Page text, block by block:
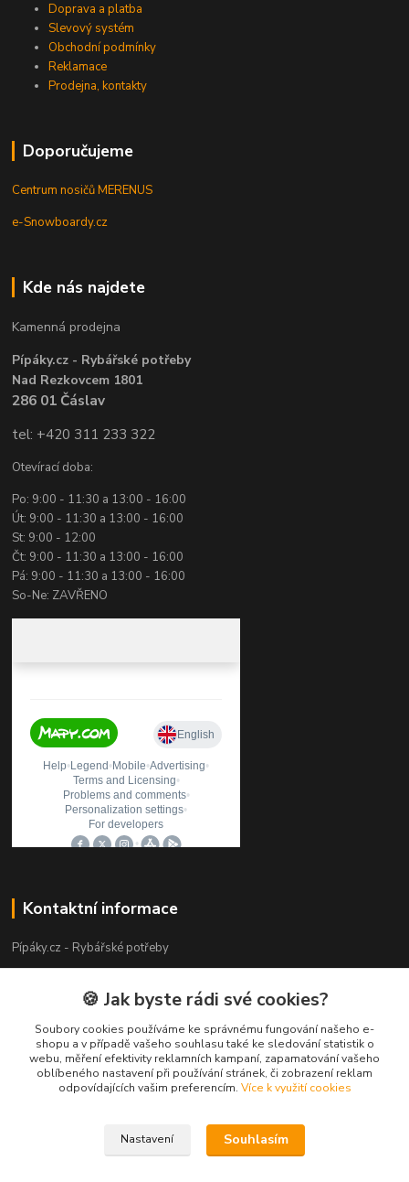
Doprava a platba
Slevový systém
Obchodní podmínky
Reklamace
Prodejna, kontakty
Doporučujeme
Centrum nosičů MERENUS
e-Snowboardy.cz
Kde nás najdete
Kamenná prodejna
Pípáky.cz - Rybářské potřeby
Nad Rezkovcem 1801
286 01 Čáslav
tel: +420 311 233 322
Otevírací doba:
Po: 9:00 - 11:30 a 13:00 - 16:00
Út: 9:00 - 11:30 a 13:00 - 16:00
St: 9:00 - 12:00
Čt: 9:00 - 11:30 a 13:00 - 16:00
Pá: 9:00 - 11:30 a 13:00 - 16:00
So-Ne: ZAVŘENO
Kontaktní informace
Pípáky.cz - Rybářské potřeby
Zákaznická podpora
+420 777 789 055
(Po-Pá 9:00-18:00)
info@pipaky.cz
🍪 Jak byste rádi své cookies?
Soubory cookies používáme ke správnému fungování našeho e-
shopu a v případě vašeho souhlasu také ke sledování statistik o
webu, měření efektivity reklamních kampaní, zapamatování vašeho
oblíbeného nastavení při používání stránek, či zobrazení reklam
odpovídajících vašim preferencím. Více k využití cookies
Nastavení Souhlasím